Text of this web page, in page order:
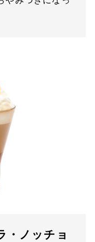
・ノッチョ